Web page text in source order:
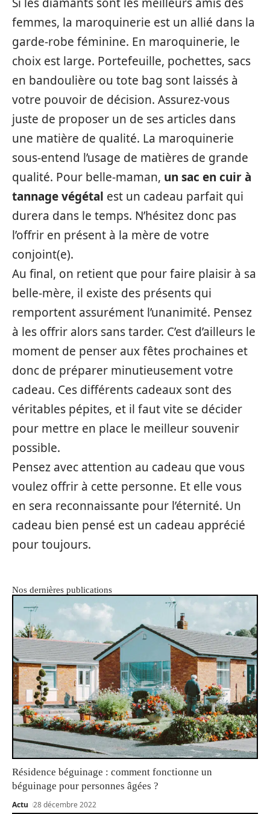
femmes, la maroquinerie est un allié dans la
garde-robe féminine. En maroquinerie, le
choix est large. Portefeuille, pochettes, sacs
en bandoulière ou tote bag sont laissés à
votre pouvoir de décision. Assurez-vous
juste de proposer un de ses articles dans
une matière de qualité. La maroquinerie
sous-entend l’usage de matières de grande
qualité. Pour belle-maman, un sac en cuir à
tannage végétal est un cadeau parfait qui
durera dans le temps. N’hésitez donc pas
l’offrir en présent à la mère de votre
conjoint(e).
Au final, on retient que pour faire plaisir à sa
belle-mère, il existe des présents qui
remportent assurément l’unanimité. Pensez
à les offrir alors sans tarder. C’est d’ailleurs le
moment de penser aux fêtes prochaines et
donc de préparer minutieusement votre
cadeau. Ces différents cadeaux sont des
véritables pépites, et il faut vite se décider
pour mettre en place le meilleur souvenir
possible.
Pensez avec attention au cadeau que vous
voulez offrir à cette personne. Et elle vous
en sera reconnaissante pour l’éternité. Un
cadeau bien pensé est un cadeau apprécié
pour toujours.
Nos dernières publications
Résidence béguinage : comment fonctionne un
béguinage pour personnes âgées ?
Actu 28 décembre 2022